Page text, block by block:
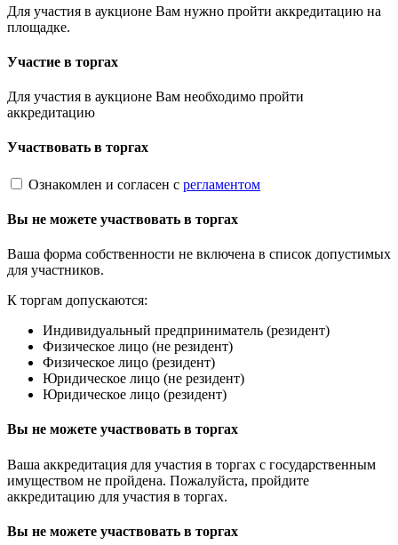
Для участия в аукционе Вам нужно пройти аккредитацию на
площадке.
Участие в торгах
Для участия в аукционе Вам необходимо пройти
аккредитацию
Участвовать в торгах
Ознакомлен и согласен с регламентом
Вы не можете участвовать в торгах
Ваша форма собственности не включена в список допустимых
для участников.
К торгам допускаются:
Индивидуальный предприниматель (резидент)
Физическое лицо (не резидент)
Физическое лицо (резидент)
Юридическое лицо (не резидент)
Юридическое лицо (резидент)
Вы не можете участвовать в торгах
Ваша аккредитация для участия в торгах с государственным
имуществом не пройдена. Пожалуйста, пройдите
аккредитацию для участия в торгах.
Вы не можете участвовать в торгах